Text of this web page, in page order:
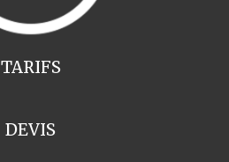
TARIFS
DEVIS